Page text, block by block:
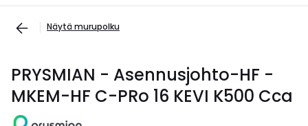
Näytä murupolku
PRYSMIAN - Asennusjohto-HF -
MKEM-HF C-PRo 16 KEVI K500 Cca